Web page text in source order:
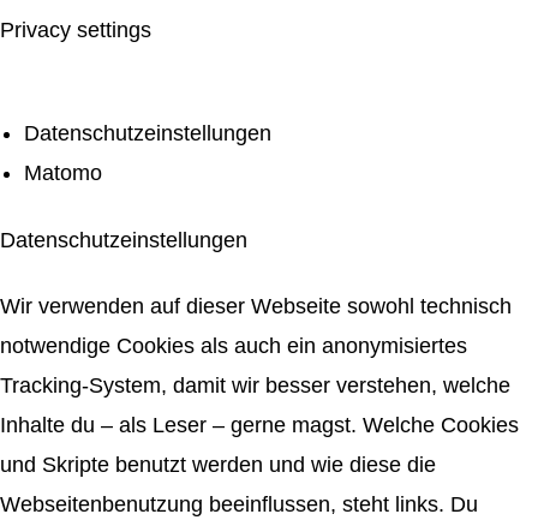
Privacy settings
Datenschutzeinstellungen
Matomo
Datenschutzeinstellungen
Wir verwenden auf dieser Webseite sowohl technisch
notwendige Cookies als auch ein anonymisiertes
Tracking-System, damit wir besser verstehen, welche
Inhalte du – als Leser – gerne magst. Welche Cookies
und Skripte benutzt werden und wie diese die
Webseitenbenutzung beeinflussen, steht links. Du